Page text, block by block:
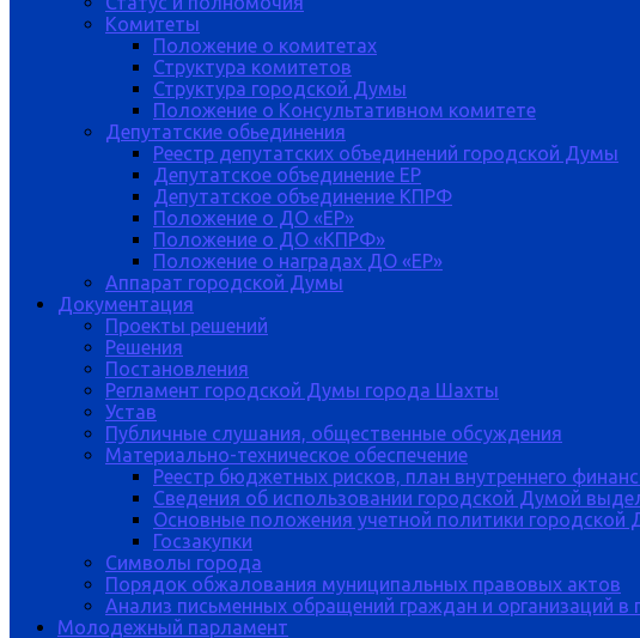
Комитеты
Положение о комитетах
Структура комитетов
Структура городской Думы
Положение о Консультативном комитете
Депутатские обьединения
Реестр депутатских объединений городской Думы
Депутатское объединение ЕР
Депутатское объединение КПРФ
Положение о ДО «ЕР»
Положение о ДО «КПРФ»
Положение о наградах ДО «ЕР»
Аппарат городской Думы
Документация
Проекты решений
Решения
Постановления
Регламент городской Думы города Шахты
Устав
Публичные слушания, общественные обсуждения
Материально-техническое обеспечение
Реестр бюджетных рисков, план внутреннего
Сведения об использовании городской Думой
Основные положения учетной политики
Госзакупки
Символы города
Порядок обжалования муниципальных правовых актов
Анализ письменных обращений граждан и организаций в
Молодежный парламент